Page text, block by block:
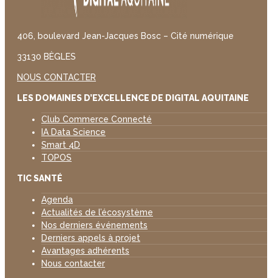
406, boulevard Jean-Jacques Bosc – Cité numérique
33130 BÈGLES
NOUS CONTACTER
LES DOMAINES D’EXCELLENCE DE DIGITAL AQUITAINE
Club Commerce Connecté
IA Data Science
Smart 4D
TOPOS
TIC SANTÉ
Agenda
Actualités de l’écosystème
Nos derniers événements
Derniers appels à projet
Avantages adhérents
Nous contacter